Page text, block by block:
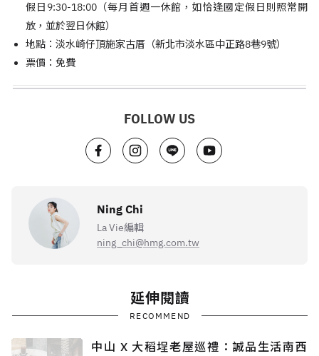
假日9:30-18:00（每月首週一休館，如恰逢國定假日則照常開
放，並於翌日休館）
地點：淡水崎仔頂施家古厝（新北市淡水區中正路8巷9號）
票價：免費
FOLLOW US
Ning Chi
La Vie編輯
ning_chi@hmg.com.tw
延伸閱讀
RECOMMEND
中山 X 大稻埕老屋巡禮：誠品生活南西